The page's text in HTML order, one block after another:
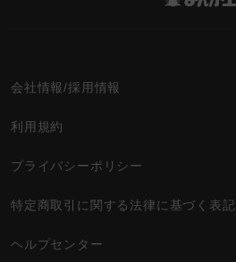
会社情報/採用情報
利用規約
プライバシーポリシー
特定商取引に関する法律に基づく表記
ヘルプセンター